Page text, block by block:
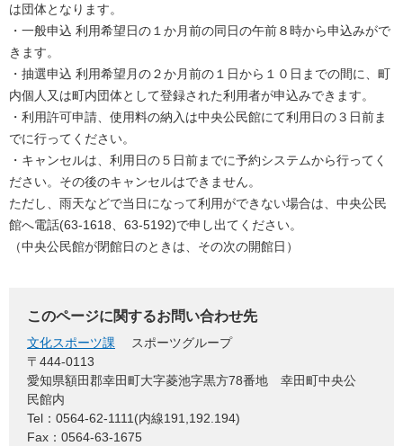
は団体となります。
・一般申込 利用希望日の１か月前の同日の午前８時から申込みがで
きます。
・抽選申込 利用希望月の２か月前の１日から１０日までの間に、町
内個人又は町内団体として登録された利用者が申込みできます。
・利用許可申請、使用料の納入は中央公民館にて利用日の３日前ま
でに行ってください。
・キャンセルは、利用日の５日前までに予約システムから行ってく
ださい。その後のキャンセルはできません。
ただし、雨天などで当日になって利用ができない場合は、中央公民
館へ電話(63-1618、63-5192)で申し出てください。
（中央公民館が閉館日のときは、その次の開館日）
このページに関するお問い合わせ先
文化スポーツ課
スポーツグループ
〒444-0113
愛知県額田郡幸田町大字菱池字黒方78番地 幸田町中央公
民館内
Tel：0564-62-1111(内線191,192.194)
Fax：0564-63-1675